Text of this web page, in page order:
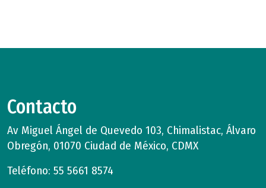
Contacto
Av Miguel Ángel de Quevedo 103, Chimalistac, Álvaro
Obregón, 01070 Ciudad de México, CDMX
Teléfono: 55 5661 8574